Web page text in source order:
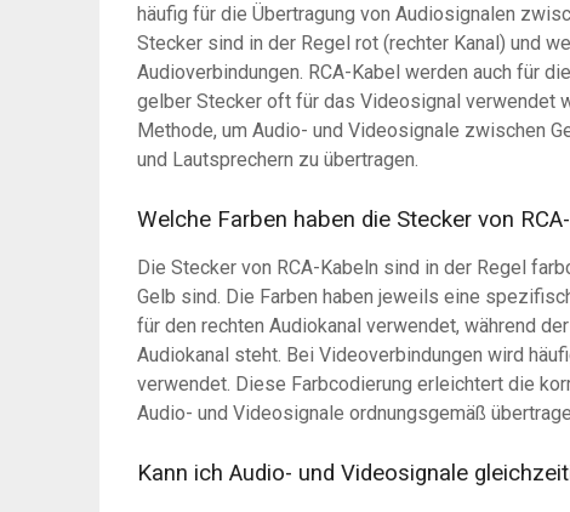
häufig für die Übertragung von Audiosignalen
Stecker sind in der Regel rot (rechter Kanal) und
Audioverbindungen. RCA-Kabel werden auch für
gelber Stecker oft für das Videosignal verwendet
Methode, um Audio- und Videosignale zwischen
und Lautsprechern zu übertragen.
Welche Farben haben die Stecker von
Die Stecker von RCA-Kabeln sind in der Regel
Gelb sind. Die Farben haben jeweils eine
für den rechten Audiokanal verwendet, während
Audiokanal steht. Bei Videoverbindungen wird
verwendet. Diese Farbcodierung erleichtert die
Audio- und Videosignale ordnungsgemäß
Kann ich Audio- und Videosignale